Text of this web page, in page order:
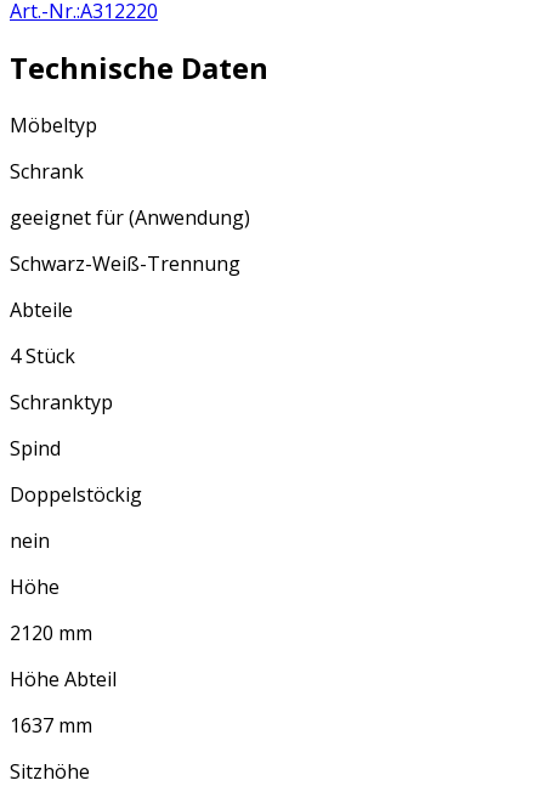
Art.-Nr.:A312220
Technische Daten
Möbeltyp
Schrank
geeignet für (Anwendung)
Schwarz-Weiß-Trennung
Abteile
4 Stück
Schranktyp
Spind
Doppelstöckig
nein
Höhe
2120 mm
Höhe Abteil
1637 mm
Sitzhöhe